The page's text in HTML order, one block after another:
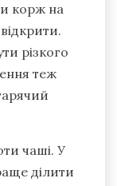
корж на
різкого
теж
чаші. У
ділити